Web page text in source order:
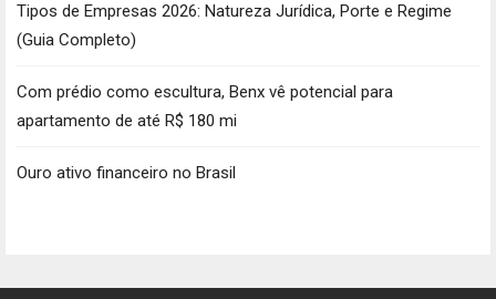
Tipos de Empresas 2026: Natureza Jurídica, Porte e Regime
(Guia Completo)
Com prédio como escultura, Benx vê potencial para
apartamento de até R$ 180 mi
Ouro ativo financeiro no Brasil